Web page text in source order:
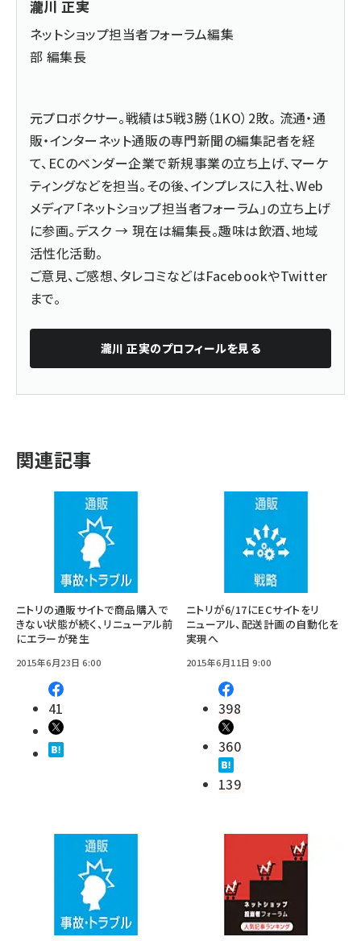
瀧川 正実
ネットショップ担当者フォーラム編集
部 編集長
元プロボクサー。戦績は5戦3勝（1KO）2敗。 流通・通
販・インターネット通販の専門新聞の編集記者を経
て、ECのベンダー企業で新規事業の立ち上げ、マーケ
ティングなどを担当。その後、インプレスに入社、Web
メディア「ネットショップ担当者フォーラム」の立ち上げ
に参画。デスク → 現在は編集長。趣味は飲酒、地域
活性化活動。
ご意見、ご感想、タレコミなどはFacebookやTwitter
まで。
瀧川 正実のプロフィールを見る
関連記事
ニトリの通販サイトで商品購入で
きない状態が続く、リニューアル前
にエラーが発生
2015年6月23日 6:00
41
ニトリが6/17にECサイトをリ
ニューアル、配送計画の自動化を
実現へ
2015年6月11日 9:00
398
360
139